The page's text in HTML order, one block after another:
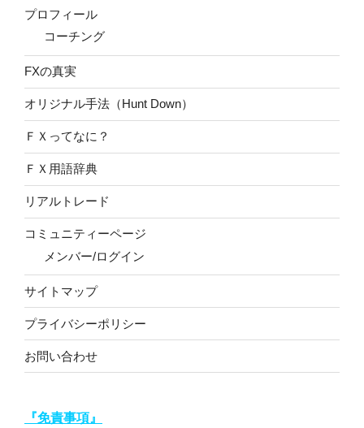
プロフィール
コーチング
FXの真実
オリジナル手法（Hunt Down）
ＦＸってなに？
ＦＸ用語辞典
リアルトレード
コミュニティーページ
メンバー/ログイン
サイトマップ
プライバシーポリシー
お問い合わせ
『免責事項』